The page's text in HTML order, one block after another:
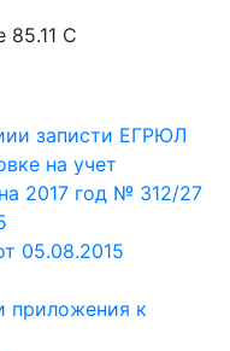
C
записти ЕГРЮЛ
на учет
2017 год № 312/27
05.08.2015
приложения к